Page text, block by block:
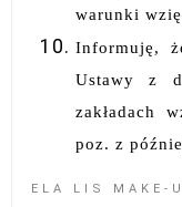
warunki
Informuję,
Ustawy z
zakładach
poz. z
ELA LIS MAKE-